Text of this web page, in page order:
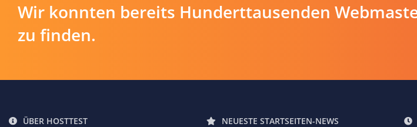
Wir konnten bereits Hunderttausenden
zu finden.
ÜBER HOSTTEST NEUESTE STARTSEITEN-NEWS